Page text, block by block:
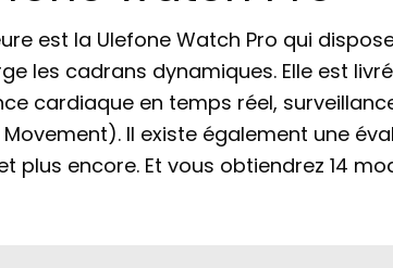
est la Ulefone Watch Pro qui
les cadrans dynamiques. Elle est
cardiaque en temps réel,
Movement). Il existe également une
plus encore. Et vous obtiendrez 14